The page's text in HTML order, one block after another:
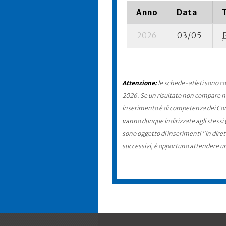
Anno Data
2026 03/05
Attenzione:le schede-atleti sono
2026. Se un risultato non compare
inserimento è di competenza dei
vanno dunque indirizzate agli
sono oggetto di inserimenti "in
successivi, è opportuno attendere